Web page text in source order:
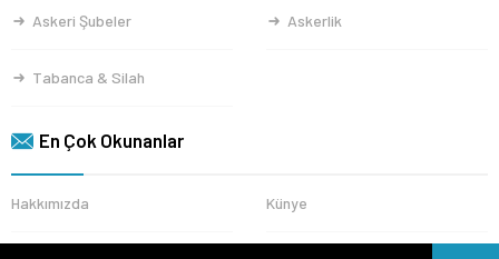
Askeri Şubeler Askerlik
Tabanca & Silah
En Çok Okunanlar
Hakkımızda Künye